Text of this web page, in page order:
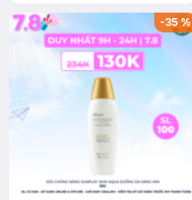
-35%